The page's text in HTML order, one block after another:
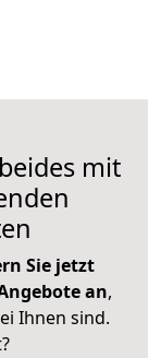
mit
Sie jetzt
an,
Ihnen sind.